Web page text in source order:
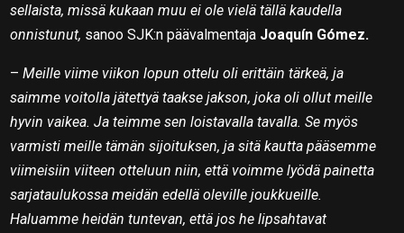
sellaista, missä kukaan muu ei ole vielä tällä kaudella
onnistunut, sanoo SJK:n päävalmentaja Joaquín Gómez.
–Meille viime viikon lopun ottelu oli erittäin tärkeä, ja
saimme voitolla jätettyä taakse jakson, joka oli ollut meille
hyvin vaikea. Ja teimme sen loistavalla tavalla. Se myös
varmisti meille tämän sijoituksen, ja sitä kautta pääsemme
viimeisiin viiteen otteluun niin, että voimme lyödä painetta
sarjataulukossa meidän edellä oleville joukkueille.
Haluamme heidän tuntevan, että jos he lipsahtavat